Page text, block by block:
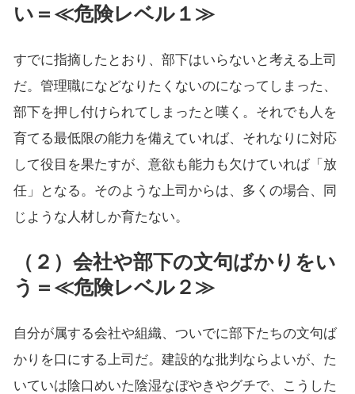
い＝≪危険レベル１≫
すでに指摘したとおり、部下はいらないと考える上司
だ。管理職になどなりたくないのになってしまった、
部下を押し付けられてしまったと嘆く。それでも人を
育てる最低限の能力を備えていれば、それなりに対応
して役目を果たすが、意欲も能力も欠けていれば「放
任」となる。そのような上司からは、多くの場合、同
じような人材しか育たない。
（２）会社や部下の文句ばかりをい
う＝≪危険レベル２≫
自分が属する会社や組織、ついでに部下たちの文句ば
かりを口にする上司だ。建設的な批判ならよいが、た
いていは陰口めいた陰湿なぼやきやグチで、こうした